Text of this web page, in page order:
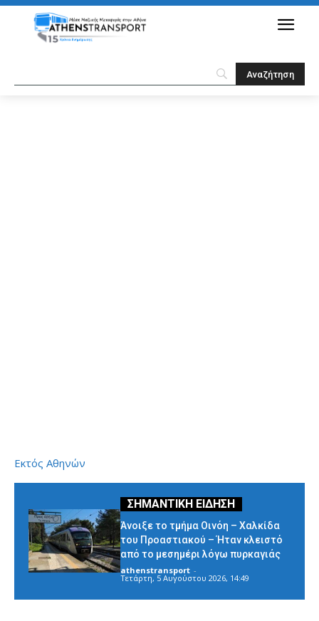
Εκτός Αθηνών
Άνοιξε το τμήμα Οινόη – Χαλκίδα
του Προαστιακού – Ήταν κλειστό
από το μεσημέρι λόγω πυρκαγιάς
athenstransport -
Τετάρτη, 5 Αυγούστου 2026, 14:49